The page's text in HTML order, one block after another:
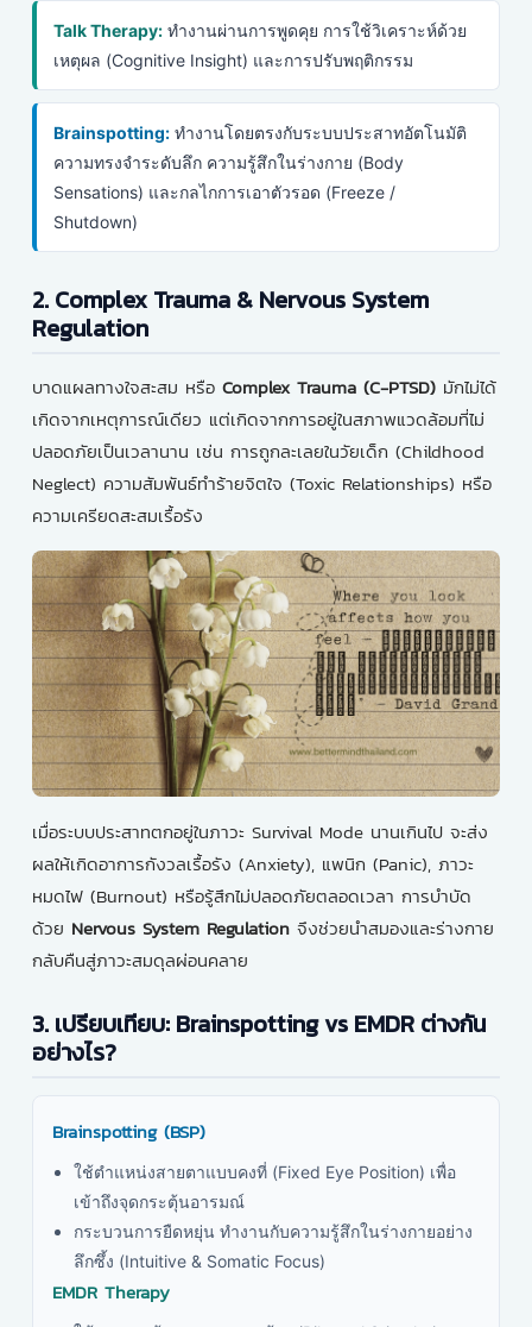
Talk Therapy: ทำงานผ่านการพูดคุย การใช้วิเคราะห์ด้วย
เหตุผล (Cognitive Insight) และการปรับพฤติกรรม
Brainspotting: ทำงานโดยตรงกับระบบประสาทอัตโนมัติ
ความทรงจำระดับลึก ความรู้สึกในร่างกาย (Body
Sensations) และกลไกการเอาตัวรอด (Freeze /
Shutdown)
2. Complex Trauma & Nervous System
Regulation
บาดแผลทางใจสะสม หรือ Complex Trauma (C-PTSD) มักไม่ได้
เกิดจากเหตุการณ์เดียว แต่เกิดจากการอยู่ในสภาพแวดล้อมที่ไม่
ปลอดภัยเป็นเวลานาน เช่น การถูกละเลยในวัยเด็ก (Childhood
Neglect) ความสัมพันธ์ทำร้ายจิตใจ (Toxic Relationships) หรือ
ความเครียดสะสมเรื้อรัง
เมื่อระบบประสาทตกอยู่ในภาวะ Survival Mode นานเกินไป จะส่ง
ผลให้เกิดอาการกังวลเรื้อรัง (Anxiety), แพนิก (Panic), ภาวะ
หมดไฟ (Burnout) หรือรู้สึกไม่ปลอดภัยตลอดเวลา การบำบัด
ด้วย Nervous System Regulation จึงช่วยนำสมองและร่างกาย
กลับคืนสู่ภาวะสมดุลผ่อนคลาย
3. เปรียบเทียบ: Brainspotting vs EMDR ต่างกัน
อย่างไร?
Brainspotting (BSP)
ใช้ตำแหน่งสายตาแบบคงที่ (Fixed Eye Position) เพื่อ
เข้าถึงจุดกระตุ้นอารมณ์
กระบวนการยืดหยุ่น ทำงานกับความรู้สึกในร่างกายอย่าง
ลึกซึ้ง (Intuitive & Somatic Focus)
EMDR Therapy